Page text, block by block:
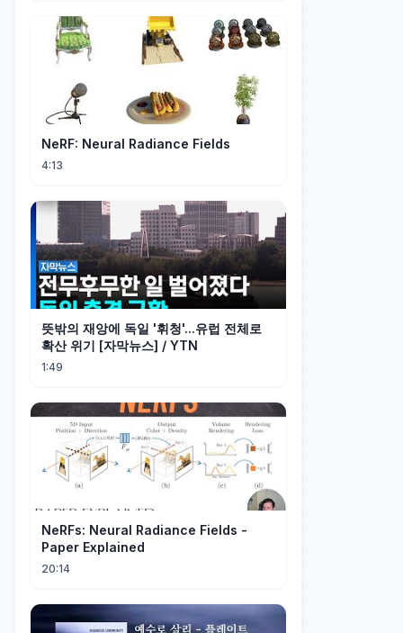
NeRF: Neural Radiance Fields
4:13
뜻밖의 재앙에 독일 '휘청'...유럽 전체로
확산 위기 [자막뉴스] / YTN
1:49
NeRFs: Neural Radiance Fields -
Paper Explained
20:14